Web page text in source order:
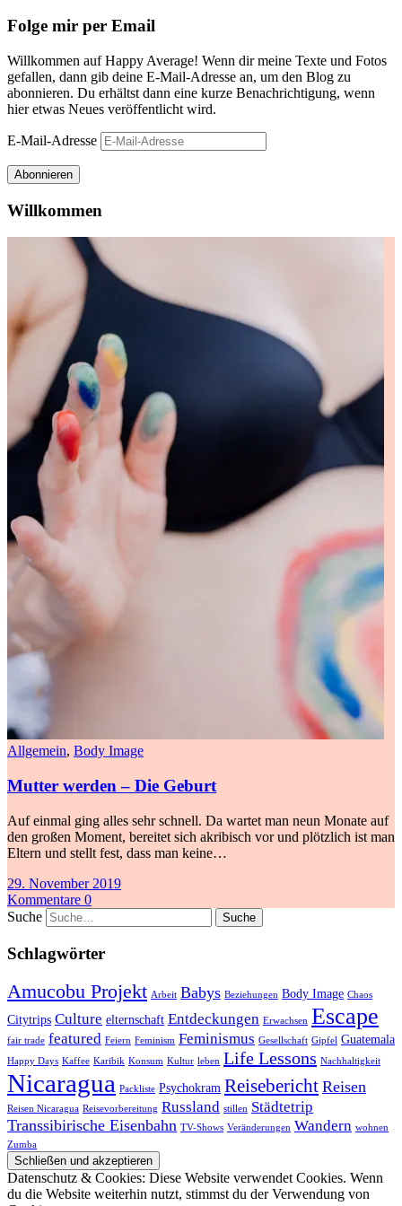
Folge mir per Email
Willkommen auf Happy Average! Wenn dir meine Texte und Fotos
gefallen, dann gib deine E-Mail-Adresse an, um den Blog zu
abonnieren. Du erhältst dann eine kurze Benachrichtigung, wenn
hier etwas Neues veröffentlicht wird.
E-Mail-Adresse
Abonnieren
Willkommen
Allgemein, Body Image
Mutter werden – Die Geburt
Auf einmal ging alles sehr schnell. Da wartet man neun Monate auf
den großen Moment, bereitet sich akribisch vor und plötzlich ist man
Eltern und stellt fest, dass man keine…
29. November 2019
Kommentare 0
Suche
Schlagwörter
Amucobu Projekt Arbeit Babys Beziehungen Body Image Chaos
Citytrips Culture elternschaft Entdeckungen Erwachsen Escape
fair trade featured Feiern Feminism Feminismus Gesellschaft Gipfel Guatemala
Happy Days Kaffee Karibik Konsum Kultur leben Life Lessons Nachhaltigkeit
Nicaragua Packliste Psychokram Reisebericht Reisen
Reisen Nicaragua Reisevorbereitung Russland stillen Städtetrip
Transsibirische Eisenbahn TV-Shows Veränderungen Wandern wohnen
Zumba
Datenschutz & Cookies: Diese Website verwendet Cookies. Wenn
du die Website weiterhin nutzt, stimmst du der Verwendung von